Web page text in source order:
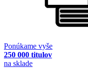
Ponúkame vyše
250 000 titulov
na sklade